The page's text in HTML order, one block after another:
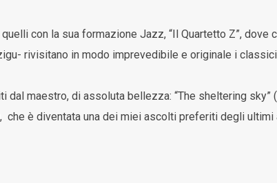
con la sua formazione Jazz, “Il Quartetto Z”, dove
rivisitano in modo imprevedibile e originale i
maestro, di assoluta bellezza: “The sheltering sky”
è diventata una dei miei ascolti preferiti degli ultimi